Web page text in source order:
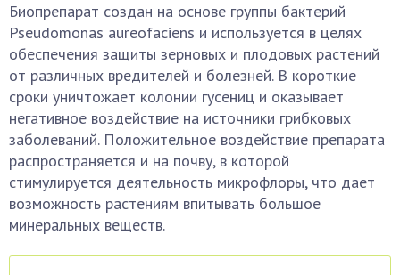
Биопрепарат создан на основе группы бактерий
Pseudomonas aureofaciens и используется в целях
обеспечения защиты зерновых и плодовых растений
от различных вредителей и болезней. В короткие
сроки уничтожает колонии гусениц и оказывает
негативное воздействие на источники грибковых
заболеваний. Положительное воздействие препарата
распространяется и на почву, в которой
стимулируется деятельность микрофлоры, что дает
возможность растениям впитывать большое
минеральных веществ.